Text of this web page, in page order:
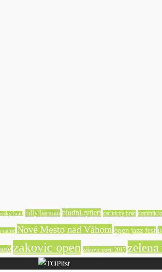
hrad billy barman bludni rytieri cachticky hrad dominik
name Nové Mesto nad Váhom open jazz fest
zakovic open zakovic open 2017